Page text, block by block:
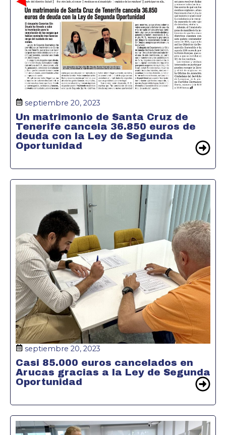
septiembre 20, 2023
Un matrimonio de Santa Cruz de
Tenerife cancela 36.850 euros de
deuda con la Ley de Segunda
Oportunidad
septiembre 20, 2023
Casi 85.000 euros cancelados en
Arucas gracias a la Ley de Segunda
Oportunidad